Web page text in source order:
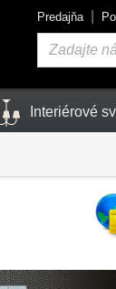
Predajňa
Vyhľadávanie
Interiérové